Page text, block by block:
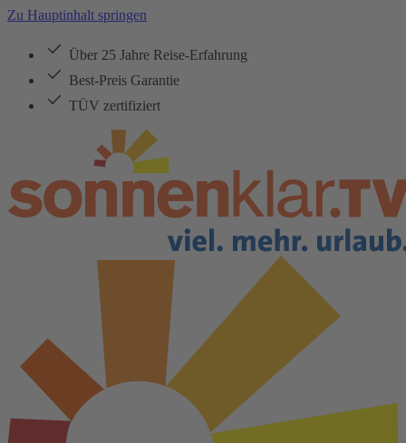
Zu Hauptinhalt springen
Über 25 Jahre Reise-Erfahrung
Best-Preis Garantie
TÜV zertifiziert